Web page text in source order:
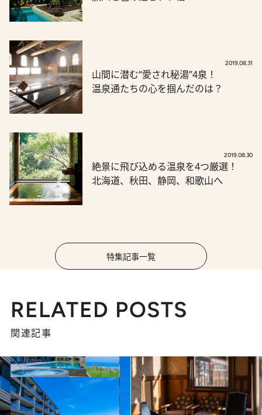
2019.08.31
山間に潜む“愛され秘湯”4泉！
温泉通たちの心を掴んだのは？
2019.08.30
絶景に飛び込める温泉を4つ厳選！
北海道、秋田、静岡、和歌山へ
特集記事一覧
RELATED POSTS
関連記事